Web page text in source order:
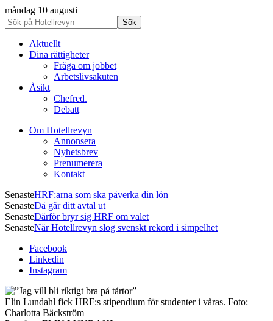
måndag 10 augusti
Aktuellt
Dina rättigheter
Fråga om jobbet
Arbetslivsakuten
Åsikt
Chefred.
Debatt
Om Hotellrevyn
Annonsera
Nyhetsbrev
Prenumerera
Kontakt
SenasteHRF:arna som ska påverka din lön
SenasteDå går ditt avtal ut
SenasteDärför bryr sig HRF om valet
SenasteNär Hotellrevyn slog svenskt rekord i simpelhet
Facebook
Linkedin
Instagram
Elin Lundahl fick HRF:s stipendium för studenter i våras. Foto:
Charlotta Bäckström